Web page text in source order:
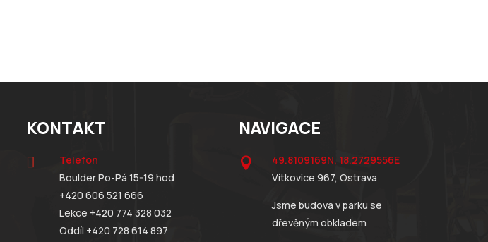
KONTAKT

Telefon
Boulder Po-Pá 15-19 hod
+420 606 521 666
Lekce +420 774 328 032
Oddíl +420 728 614 897
NAVIGACE

49.8109169N, 18.2729556E
Vítkovice 967, Ostrava
Jsme budova v parku se
dřevěným obkladem